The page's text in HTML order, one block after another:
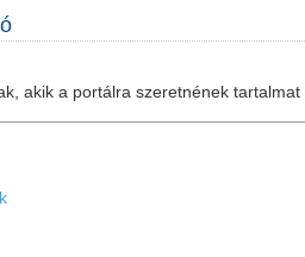
akik a portálra szeretnének tartalmat